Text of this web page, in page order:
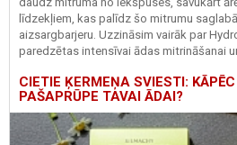
līdzekļiem, kas palīdz šo mitrumu
aizsargbarjeru. Uzzināsim vairāk par
paredzētas intensīvai ādas mitrināšanai
CIETIE ĶERMEŅA SVIESTI:
PAŠAPRŪPE TAVAI ĀDAI?